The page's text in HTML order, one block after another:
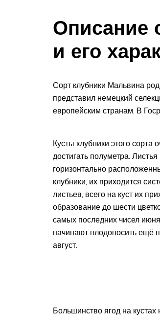
Описание
и его
Сорт клубники Мальвина
представил немецкий
европейским странам. В
Кусты клубники этого
достигать полуметра.
горизонтально
клубники, их приходится
листьев, всего на куст их
образование до шести
самых последних чисел
начинают плодоносить ещё
август.
Большинство ягод на